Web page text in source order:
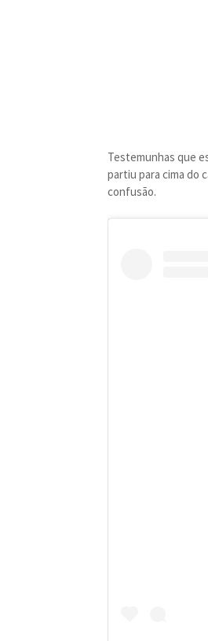
Testemunhas que
partiu para cima do
confusão.